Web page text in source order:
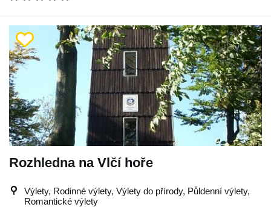
Rozhledna na Vlčí hoře
Výlety, Rodinné výlety, Výlety do přírody, Půldenní výlety,
Romantické výlety